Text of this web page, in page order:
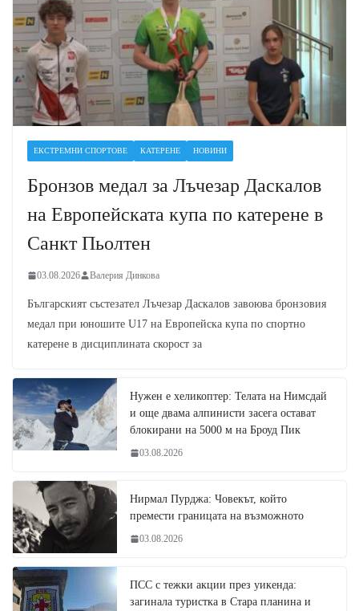
ЕКСТРЕМНИ СПОРТОВЕ КАТЕРЕНЕ НОВИНИ
Бронзов медал за Лъчезар Даскалов
на Европейската купа по катерене в
Санкт Пьолтен
03.08.2026 Валерия Динкова
Българският състезател Лъчезар Даскалов завоюва бронзовия
медал при юношите U17 на Европейска купа по спортно
катерене в дисциплината скорост за
Нужен е хеликоптер: Телата на Нимсдай
и още двама алпинисти засега остават
блокирани на 5000 м на Броуд Пик
03.08.2026
Нирмал Пурджа: Човекът, който
премести границата на възможното
03.08.2026
ПСС с тежки акции през уикенда:
загинала туристка в Стара планина и